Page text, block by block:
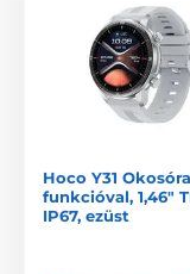
Hoco Y31
funkcióval, 1,46"
IP67, ezüst